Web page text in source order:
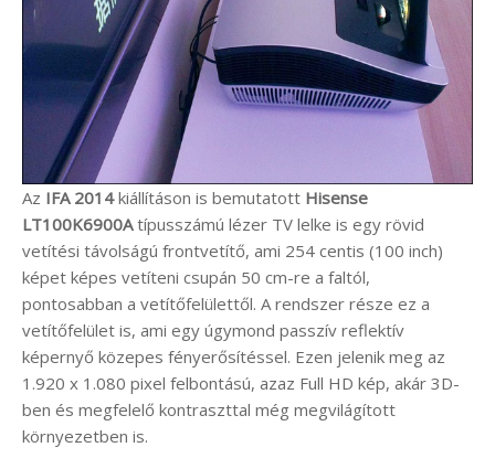
Az IFA 2014kiállításon is bemutatott Hisense
LT100K6900Atípusszámú lézer TV lelke is egy rövid
vetítési távolságú frontvetítő, ami 254 centis (100 inch)
képet képes vetíteni csupán 50 cm-re a faltól,
pontosabban a vetítőfelülettől. A rendszer része ez a
vetítőfelület is, ami egy úgymond passzív reflektív
képernyő közepes fényerősítéssel. Ezen jelenik meg az
1.920 x 1.080 pixel felbontású, azaz Full HD kép, akár 3D-
ben és megfelelő kontraszttal még megvilágított
környezetben is.